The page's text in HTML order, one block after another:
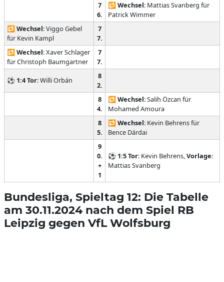
7
6.
🔁 Wechsel: Mattias Svanberg für
Patrick Wimmer
🔁 Wechsel: Viggo Gebel
für Kevin Kampl
7
7.
🔁 Wechsel: Xaver Schlager
für Christoph Baumgartner
7
7.
⚽ 1:4Tor: Willi Orbán
8
2.
8
4.
🔁 Wechsel: Salih Özcan für
Mohamed Amoura
8
5.
🔁 Wechsel: Kevin Behrens für
Bence Dárdai
9
0.
+
1
⚽ 1:5Tor: Kevin Behrens,Vorlage:
Mattias Svanberg
Bundesliga, Spieltag 12: Die Tabelle
am 30.11.2024 nach dem Spiel RB
Leipzig gegen VfL Wolfsburg